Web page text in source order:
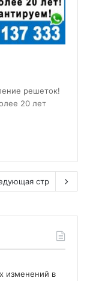
решеток!
20 лет
стр
изменений в